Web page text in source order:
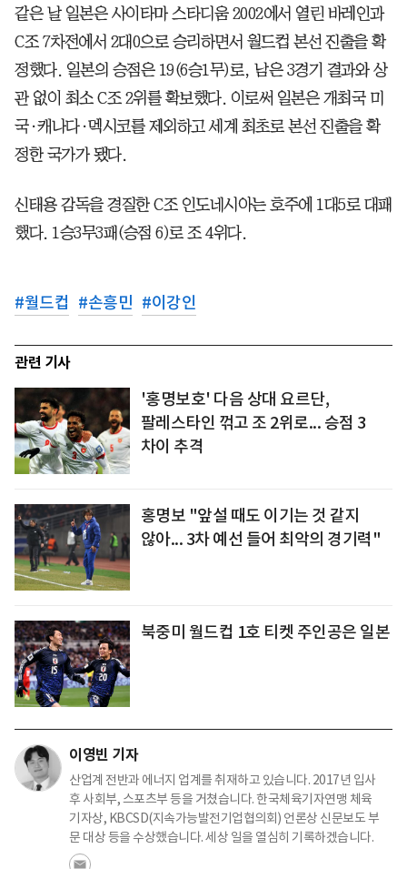
같은 날 일본은 사이타마 스타디움 2002에서 열린 바레인과
C조 7차전에서 2대0으로 승리하면서 월드컵 본선 진출을 확
정했다. 일본의 승점은 19(6승1무)로, 남은 3경기 결과와 상
관 없이 최소 C조 2위를 확보했다. 이로써 일본은 개최국 미
국·캐나다·멕시코를 제외하고 세계 최초로 본선 진출을 확
정한 국가가 됐다.
신태용 감독을 경질한 C조 인도네시아는 호주에 1대5로 대패
했다. 1승3무3패(승점 6)로 조 4위다.
#월드컵 #손흥민 #이강인
관련 기사
'홍명보호' 다음 상대 요르단,
팔레스타인 꺾고 조 2위로... 승점 3
차이 추격
홍명보 "앞설 때도 이기는 것 같지
않아... 3차 예선 들어 최악의 경기력"
북중미 월드컵 1호 티켓 주인공은 일본
이영빈 기자
산업계 전반과 에너지 업계를 취재하고 있습니다. 2017년 입사
후 사회부, 스포츠부 등을 거쳤습니다. 한국체육기자연맹 체육
기자상, KBCSD(지속가능발전기업협의회) 언론상 신문보도 부
문 대상 등을 수상했습니다. 세상 일을 열심히 기록하겠습니다.